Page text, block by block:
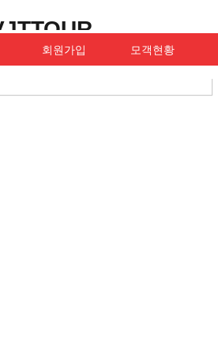
회원가입 모객현황